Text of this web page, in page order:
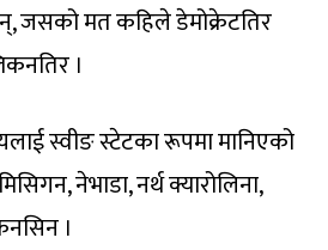
जसको मत कहिले डेमोक्रेटतिर
।
स्वीङ स्टेटका रूपमा मानिएको
नेभाडा, नर्थ क्यारोलिना,
।